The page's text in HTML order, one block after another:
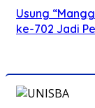
Usung
ke-702 Jadi